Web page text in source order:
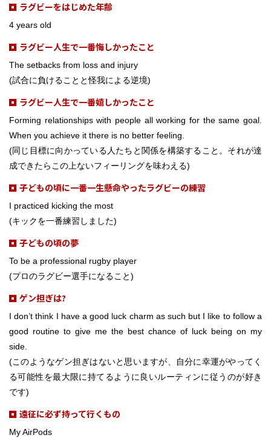
ラグビーをはじめた年齢
4 years old
ラグビー人生で一番悔しかったこと
The setbacks from loss and injury
(試合に負けることと怪我による逆境)
ラグビー人生で一番嬉しかったこと
Forming relationships with people all working for the same goal.
When you achieve it there is no better feeling.
(同じ目標に向かっている人たちと関係を構築すること。それが達
成できたらこの上ないフィーリングを味わえる)
子どもの頃に一番一生懸命やったラグビーの練習
I practiced kicking the most
(キックを一番練習しました)
子どもの頃の夢
To be a professional rugby player
(プロのラグビー選手になること)
ゲン担ぎは?
I don’t think I have a good luck charm as such but I like to follow a
good routine to give me the best chance of luck being on my
side.
(このようなゲン担ぎはないと思いますが、自分に幸運がやってく
る可能性を最大限に持てるように良いルーティンに従うのが好き
です)
遠征に必ず持って行くもの
My AirPods